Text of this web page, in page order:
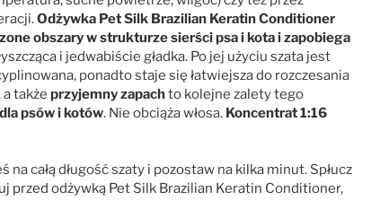
Odżywka Pet Silk Brazilian Keratin Conditioner
obszary w strukturze sierści psa i kota i zapobiega
i jedwabiście gładka. Po jej użyciu szata jest
ponadto staje się łatwiejsza do rozczesania
także przyjemny zapachto kolejne zalety tego
dla psów i kotów. Nie obciąża włosa. Koncentrat 1:16
całą długość szaty i pozostaw na kilka minut. Spłucz
przed odżywką Pet Silk Brazilian Keratin Conditioner,